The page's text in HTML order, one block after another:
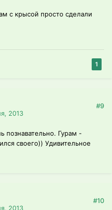
с крысой просто сделали
1
2013
#9
познавательно. Гурам -
своего)) Удивительное
2013
#10